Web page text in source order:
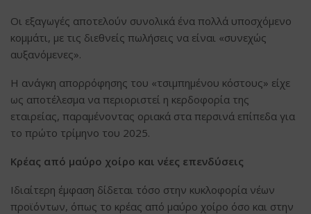
Οι εξαγωγές αποτελούν συνολικά ένα πολλά υποσχόμενο
κομμάτι, με τις διεθνείς πωλήσεις να είναι «συνεχώς
αυξανόμενες».
H ανάγκη απορρόφησης του «τσιμπημένου κόστους» είχε
ως αποτέλεσμα να περιοριστεί η κερδοφορία της
εταιρείας, παραμένοντας οριακά στα περσινά επίπεδα για
το πρώτο τρίμηνο του 2025.
Κρέας από μαύρο χοίρο και νέες επενδύσεις
Ιδιαίτερη έμφαση δίδεται τόσο στην κυκλοφορία νέων
προϊόντων, όπως το κρέας από μαύρο χοίρο όσο και στην